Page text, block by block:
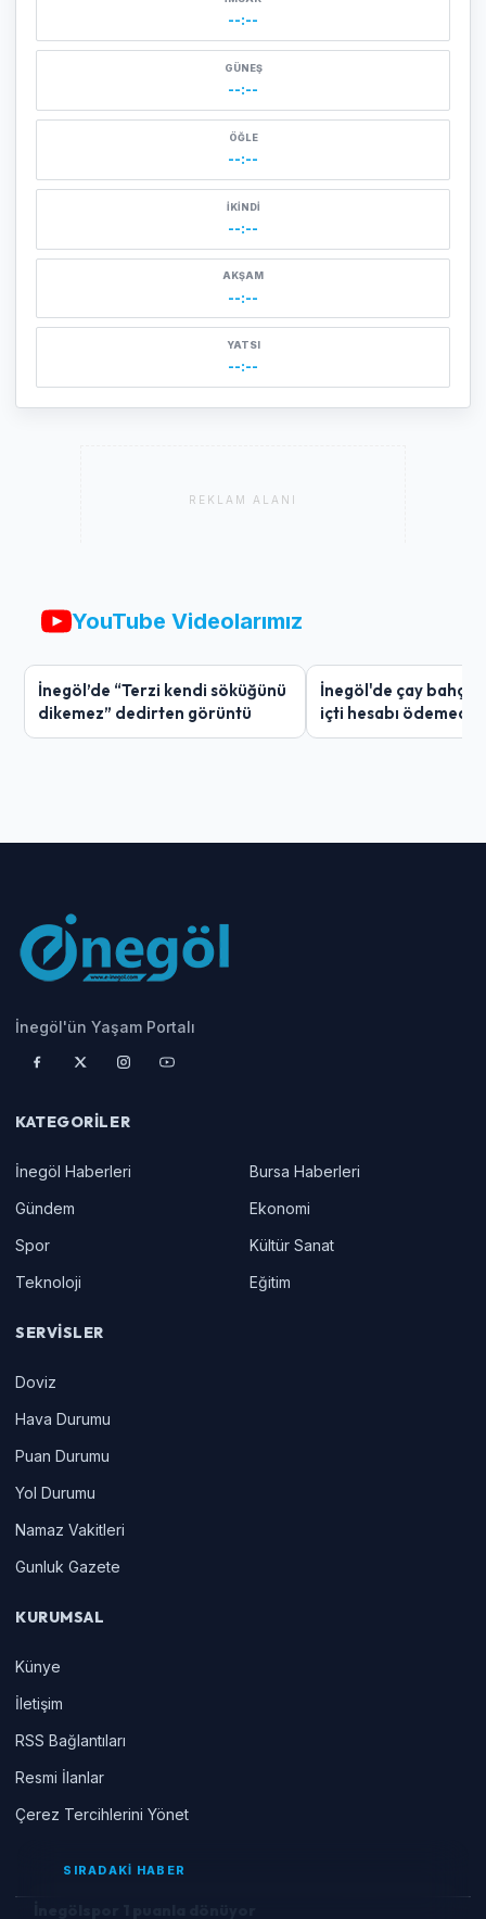
--:--
GÜNEŞ
--:--
ÖĞLE
--:--
İKINDI
--:--
AKŞAM
--:--
YATSI
--:--
REKLAM ALANI
YouTube Videolarımız
İnegöl’de “Terzi kendi söküğünü
dikemez” dedirten görüntü
İnegöl'de çay
içti hesabı ödemedi
İnegöl'ün Yaşam Portalı
KATEGORILER
İnegöl Haberleri
Bursa Haberleri
Gündem
Ekonomi
Spor
Kültür Sanat
Teknoloji
Eğitim
SERVISLER
Doviz
Hava Durumu
Puan Durumu
Yol Durumu
Namaz Vakitleri
Gunluk Gazete
KURUMSAL
Künye
İletişim
RSS Bağlantıları
Resmi İlanlar
Çerez Tercihlerini Yönet
SIRADAKİ HABER